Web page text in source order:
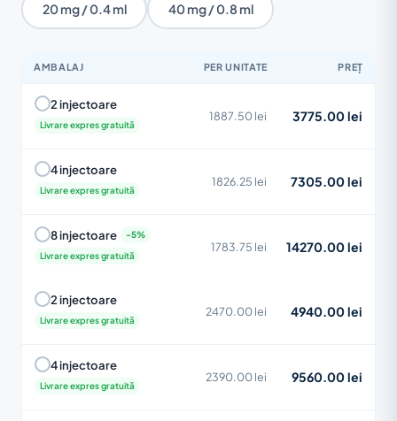
20 mg / 0.4 ml 40 mg / 0.8 ml
AMBALAJ PER UNITATE PREȚ
2 injectoare
Livrare expres gratuită
1887.50 lei 3775.00 lei
4 injectoare
Livrare expres gratuită
1826.25 lei 7305.00 lei
8 injectoare
Livrare expres gratuită
1783.75 lei 14270.00 lei
2 injectoare
Livrare expres gratuită
2470.00 lei 4940.00 lei
4 injectoare
Livrare expres gratuită
2390.00 lei 9560.00 lei